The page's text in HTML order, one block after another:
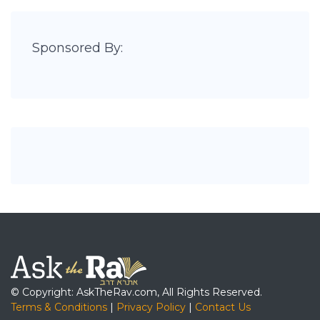
Sponsored By:
© Copyright: AskTheRav.com, All Rights Reserved.
Terms & Conditions | Privacy Policy | Contact Us